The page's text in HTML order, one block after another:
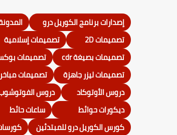
إصدارات برنامج الكوريل درو
تصميمات 2D
تصميمات إسلامية
تصميمات بصيغة cdr
تصميمات
تصميمات ليزر جاهزة
تصميمات مباخر
دروس الأوتوكاد
دروس
ديكورات حوائط
ساعات حائط
كورس الكوريل درو للمبتدئين